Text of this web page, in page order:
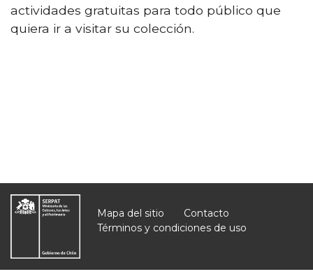
actividades gratuitas para todo público que
quiera ir a visitar su colección.
Mapa del sitio
Contacto
Términos y condiciones de uso